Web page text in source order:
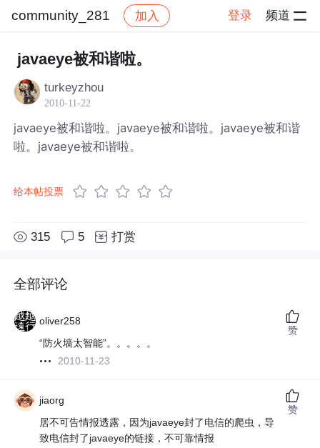
community_281 加入 登录 频道
社区 community_281
javaeye被和谐啦。
turkeyzhou
2010-11-22
javaeye被和谐啦。javaeye被和谐啦。javaeye被和谐
啦。javaeye被和谐啦。
给本帖投票
315 5 打赏
全部评论
oliver258
“防火墙太智能”。。。。。
2010-11-23
赞
jiaorg
居不可告情报透露，因为javaeye封了电信的爬虫，导
致电信封了javaeye的链接，不可靠情报
赞